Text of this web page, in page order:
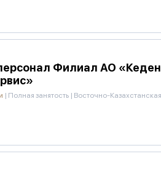
Филиал АО
| Полная занятость | Восточно-